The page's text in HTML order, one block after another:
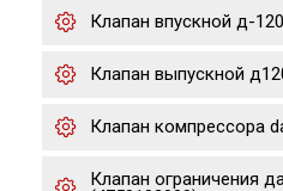
Клапан впускной д-
Клапан выпускной
Клапан компрессора
Клапан ограничения